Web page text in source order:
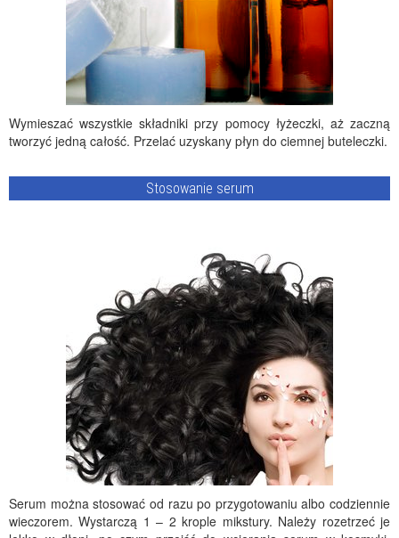
Wymieszać wszystkie składniki przy pomocy łyżeczki, aż zaczną
tworzyć jedną całość. Przelać uzyskany płyn do ciemnej buteleczki.
Stosowanie serum
Serum można stosować od razu po przygotowaniu albo codziennie
wieczorem. Wystarczą 1 – 2 krople mikstury. Należy rozetrzeć je